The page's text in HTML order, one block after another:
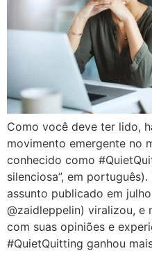
Como você deve ter lido,
movimento emergente no
conhecido como
silenciosa”, em
assunto publicado em
@zaidleppelin) viralizou, e
com suas opiniões e
#QuietQuitting ganhou